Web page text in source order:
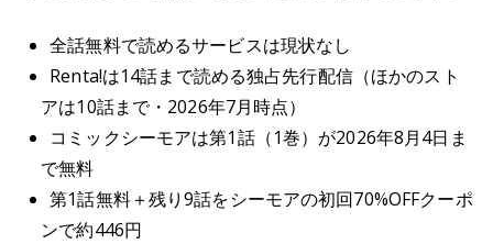
全話無料で読めるサービスは現状なし
Renta!は14話まで読める独占先行配信（ほかのスト
アは10話まで・2026年7月時点）
コミックシーモアは第1話（1巻）が2026年8月4日ま
で無料
第1話無料＋残り9話をシーモアの初回70%OFFクーポ
ンで約446円